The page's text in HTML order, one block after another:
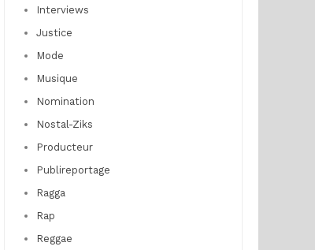
Interviews
Justice
Mode
Musique
Nomination
Nostal-Ziks
Producteur
Publireportage
Ragga
Rap
Reggae